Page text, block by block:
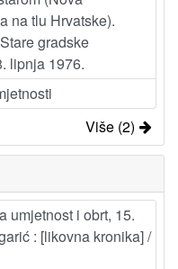
na tlu Hrvatske).
gradske
lipnja 1976.
Više (2)
umjetnost i obrt, 15.
: [likovna kronika] /